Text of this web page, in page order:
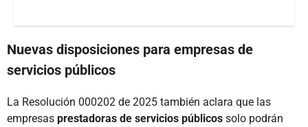
Nuevas disposiciones para empresas de
servicios públicos
La Resolución 000202 de 2025 también aclara que las
empresas prestadoras de servicios públicos solo podrán